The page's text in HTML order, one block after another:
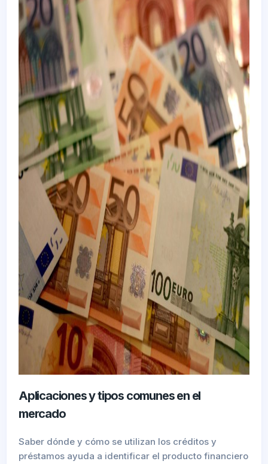
Aplicaciones y tipos comunes en el
mercado
Saber dónde y cómo se utilizan los créditos y
préstamos ayuda a identificar el producto financiero